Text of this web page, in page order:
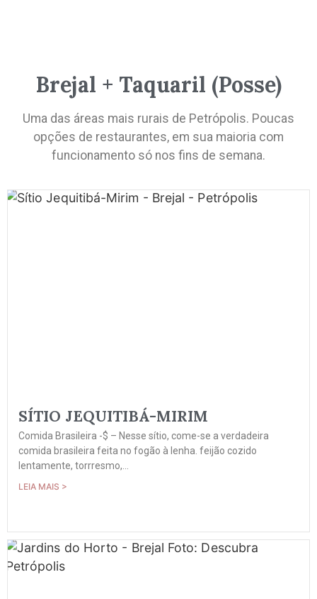
Brejal + Taquaril (Posse)
Uma das áreas mais rurais de Petrópolis. Poucas
opções de restaurantes, em sua maioria com
funcionamento só nos fins de semana.
SÍTIO JEQUITIBÁ-MIRIM
Comida Brasileira -$ – Nesse sítio, come-se a verdadeira
comida brasileira feita no fogão à lenha. feijão cozido
lentamente, torrresmo,...
LEIA MAIS >